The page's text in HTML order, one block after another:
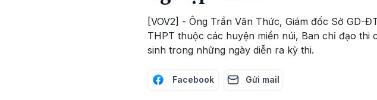
[VOV2] - Ông Trần Văn Thức, Giám đốc Sở GD-
THPT thuộc các huyện miền núi, Ban chỉ đạo
sinh trong những ngày diễn ra kỳ thi.
Facebook Gửi mail